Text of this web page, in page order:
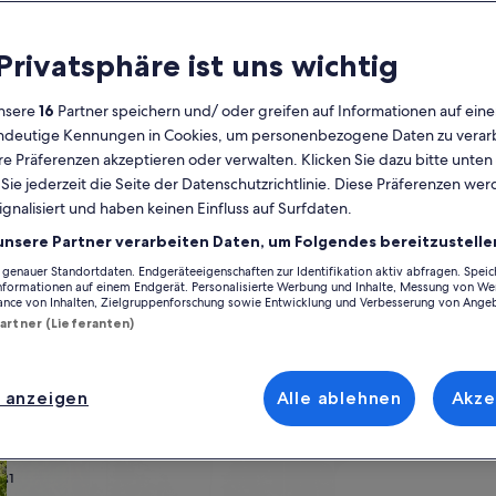
Derzeit
die
Monate
August
2026
und
September
angezeigt.
MoMontag
DiDienstag
MiMittwoch
DoDonnerstag
Fr Freitag
SaSamstag
SoSonntag
3 4 5 6 7 8 9
10 11 12
23
30
31
MoMontag
Di
7 8 9
21 22
28 29
die perfekt zu dir und deinem Urlaub passen. Ganz gleich, ob du
dir für deinen Aufenthalt wünschst. Was so dazugehört?
steht dir ein vielfältiges Angebot zur Verfügung.
deinem Geschmack
oder Apartments
ist uns wichtig
16 Partner speichern und/ oder greifen auf Informationen auf
Kennungen in Cookies, um personenbezogene Daten zu
Präferenzen akzeptieren oder verwalten. Klicken Sie dazu bitte
jederzeit die Seite der Datenschutzrichtlinie. Diese Präferenzen
und haben keinen Einfluss auf Surfdaten.
Partner verarbeiten Daten, um Folgendes
Standortdaten. Endgeräteeigenschaften zur Identifikation aktiv abfragen.
auf einem Endgerät. Personalisierte Werbung und Inhalte, Messung von
von Inhalten, Zielgruppenforschung sowie Entwicklung und Verbesserung von
(Lieferanten)
Alle ablehnen